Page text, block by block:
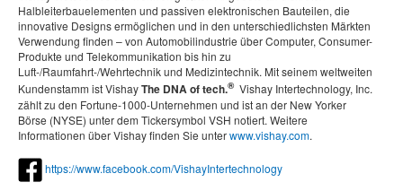
Halbleiterbauelementen und passiven elektronischen Bauteilen, die
innovative Designs ermöglichen und in den unterschiedlichsten Märkten
Verwendung finden – von Automobilindustrie über Computer, Consumer-
Produkte und Telekommunikation bis hin zu
Luft-/Raumfahrt-/Wehrtechnik und Medizintechnik. Mit seinem weltweiten
Kundenstamm ist VishayThe DNA of tech.® Vishay Intertechnology, Inc.
zählt zu den Fortune-1000-Unternehmen und ist an der New Yorker
Börse (NYSE) unter dem Tickersymbol VSH notiert. Weitere
Informationen über Vishay finden Sie unterwww.vishay.com.
https://www.facebook.com/VishayIntertechnology